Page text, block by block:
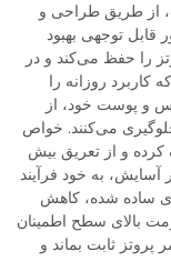
از طریق طراحی و
قابل توجهی بهبود
را حفظ می‌کند و در
روزانه را
و پوست خود، از
می‌کنند. خواص
و از تعریق بیش
آسایش، به خود فرآیند
ساده شده، کاهش
بالای سطح اطمینان
ثابت بماند و